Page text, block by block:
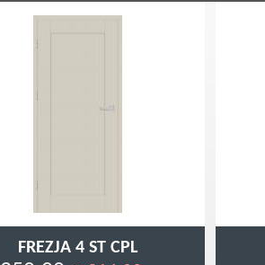
FREZJA 4 ST CPL